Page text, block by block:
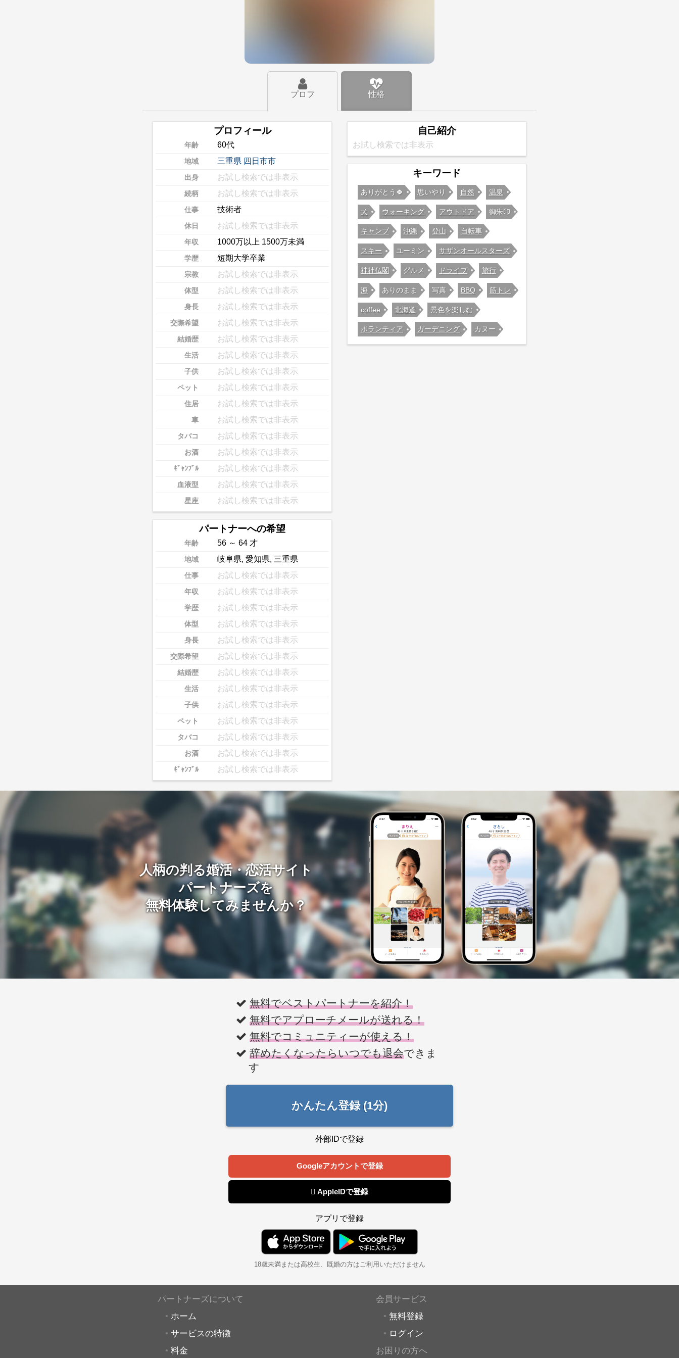
プロフ 性格
プロフィール
年齢 60代
地域 三重県 四日市市
出身 お試し検索では非表示
続柄 お試し検索では非表示
仕事 技術者
休日 お試し検索では非表示
年収 1000万以上 1500万未満
学歴 短期大学卒業
宗教 お試し検索では非表示
体型 お試し検索では非表示
身長 お試し検索では非表示
交際希望 お試し検索では非表示
結婚歴 お試し検索では非表示
生活 お試し検索では非表示
子供 お試し検索では非表示
ペット お試し検索では非表示
住居 お試し検索では非表示
車 お試し検索では非表示
タバコ お試し検索では非表示
お酒 お試し検索では非表示
ｷﾞｬﾝﾌﾞﾙ お試し検索では非表示
血液型 お試し検索では非表示
星座 お試し検索では非表示
パートナーへの希望
年齢 56 ～ 64 才
地域 岐阜県, 愛知県, 三重県
仕事 お試し検索では非表示
年収 お試し検索では非表示
学歴 お試し検索では非表示
体型 お試し検索では非表示
身長 お試し検索では非表示
交際希望 お試し検索では非表示
結婚歴 お試し検索では非表示
生活 お試し検索では非表示
子供 お試し検索では非表示
ペット お試し検索では非表示
タバコ お試し検索では非表示
お酒 お試し検索では非表示
ｷﾞｬﾝﾌﾞﾙ お試し検索では非表示
自己紹介
お試し検索では非表示
キーワード
ありがとう🍀 思いやり 自然 温泉
犬 ウォーキング アウトドア 御朱印
キャンプ 沖縄 登山 自転車
スキー ユーミン サザンオールスターズ
神社仏閣 グルメ ドライブ 旅行
海 ありのまま 写真 BBQ 筋トレ
coffee 北海道 景色を楽しむ
ボランティア ガーデニング カヌー
人柄の判る婚活・恋活サイト
パートナーズを
無料体験してみませんか？
無料でベストパートナーを紹介！
無料でアプローチメールが送れる！
無料でコミュニティーが使える！
辞めたくなったらいつでも退会できま
す
かんたん登録 (1分)
外部IDで登録
Googleアカウントで登録
 AppleIDで登録
アプリで登録
18歳未満または高校生、既婚の方はご利用いただけません
パートナーズについて
ホーム
サービスの特徴
料金
会員サービス
無料登録
ログイン
お困りの方へ